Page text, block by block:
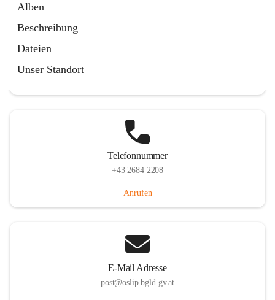
Alben
Beschreibung
Dateien
Unser Standort
Telefonnummer
+43 2684 2208
Anrufen
E-Mail Adresse
post@oslip.bgld.gv.at